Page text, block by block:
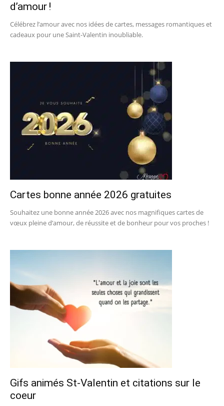
d’amour !
Célébrez l’amour avec nos idées de cartes, messages romantiques et
cadeaux pour une Saint-Valentin inoubliable.
Cartes bonne année 2026 gratuites
Souhaitez une bonne année 2026 avec nos magnifiques cartes de
vœux pleine d’amour, de réussite et de bonheur pour vos proches !
Gifs animés St-Valentin et citations sur le
coeur